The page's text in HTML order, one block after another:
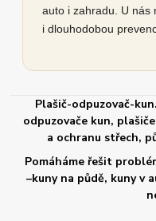
auto i zahradu. U nás
i dlouhodobou
Plašič-odpuzovač-
odpuzovače kun,
a ochranu střech,
Pomáháme řešit
–kuny na půdě, kuny v